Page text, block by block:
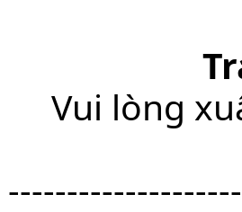
Vui lòng